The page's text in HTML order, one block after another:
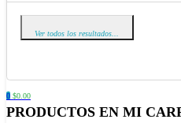
Ver todos los resultados...
0 $0.00